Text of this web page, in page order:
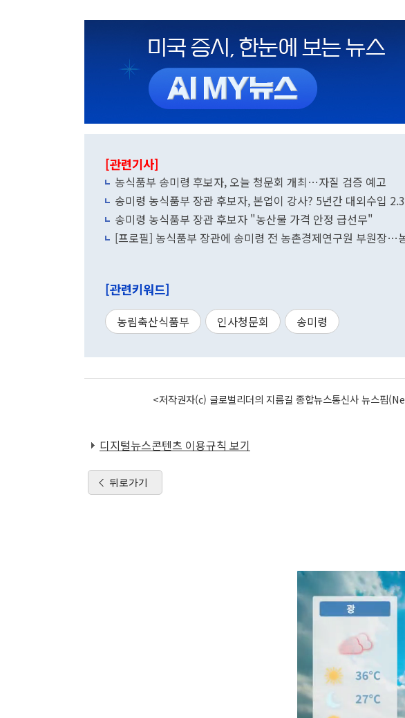
[관련기사]
농식품부 송미령 후보자, 오늘 청문회 개최…자질 검증 예고
송미령 농식품부 장관 후보자, 본업이 강사? 5년간 대외수입
송미령 농식품부 장관 후보자 "농산물 가격 안정 급선무"
[프로필] 농식품부 장관에 송미령 전 농촌경제연구원 부원장…
[관련키워드]
농림축산식품부 인사청문회 송미령
<저작권자(c) 글로벌리더의 지름길 종합뉴스통신사 뉴스핌
디지털뉴스콘텐츠 이용규칙 보기
뒤로가기